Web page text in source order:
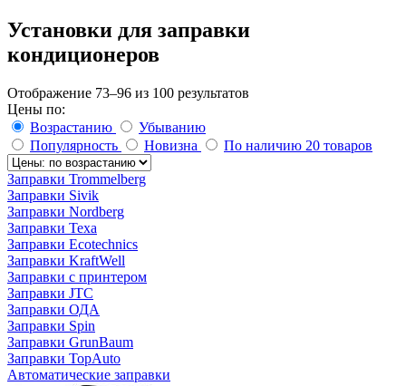
Установки для заправки
кондиционеров
Отображение 73–96 из 100 результатов
Цены по:
Возрастанию
Убыванию
Популярность
Новизна По наличию 20 товаров
Заправки Trommelberg
Заправки Sivik
Заправки Nordberg
Заправки Texa
Заправки Ecotechnics
Заправки KraftWell
Заправки с принтером
Заправки JTC
Заправки ОДА
Заправки Spin
Заправки GrunBaum
Заправки TopAuto
Автоматические заправки